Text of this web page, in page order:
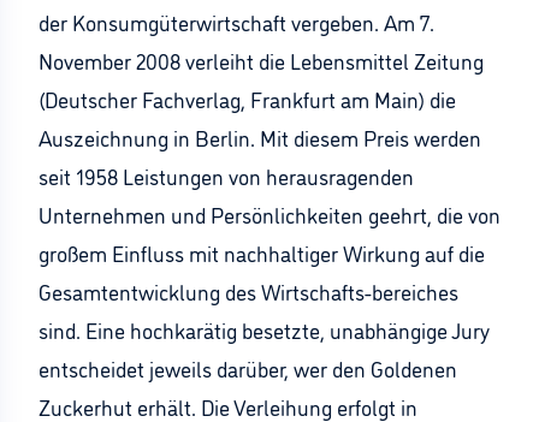
der Konsumgüterwirtschaft vergeben. Am 7.
November 2008 verleiht die Lebensmittel Zeitung
(Deutscher Fachverlag, Frankfurt am Main) die
Auszeichnung in Berlin. Mit diesem Preis werden
seit 1958 Leistungen von herausragenden
Unternehmen und Persönlichkeiten geehrt, die von
großem Einfluss mit nachhaltiger Wirkung auf die
Gesamtentwicklung des Wirtschafts-bereiches
sind. Eine hochkarätig besetzte, unabhängige Jury
entscheidet jeweils darüber, wer den Goldenen
Zuckerhut erhält. Die Verleihung erfolgt in